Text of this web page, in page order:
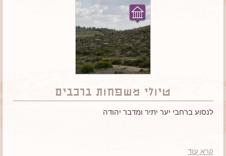
טיולי משפחות ברכבים
לנסוע ברחבי יער יתיר ומדבר יהודה
קרא עוד